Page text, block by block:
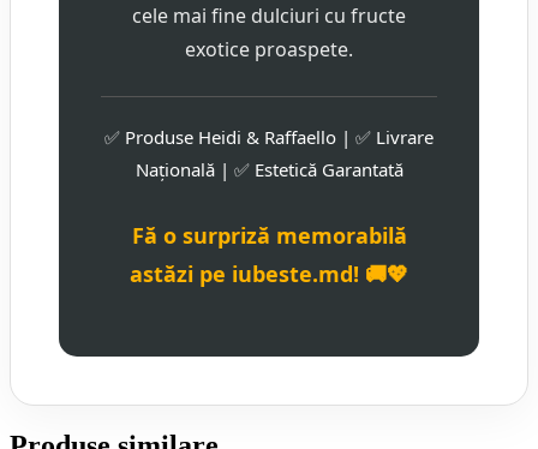
cele mai fine dulciuri cu fructe
exotice proaspete.
✅ Produse Heidi & Raffaello | ✅ Livrare
Națională | ✅ Estetică Garantată
Fă o surpriză memorabilă
astăzi pe iubeste.md! 🚚💖